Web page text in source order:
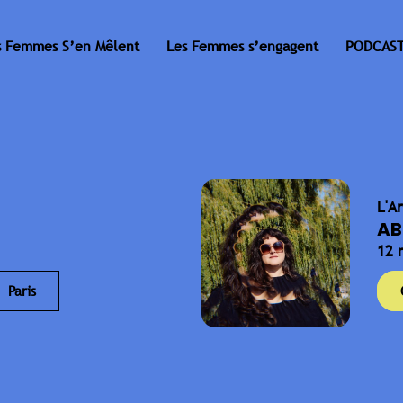
Femmes S’en Mêlent Les Femmes s’engagent
Paris
12